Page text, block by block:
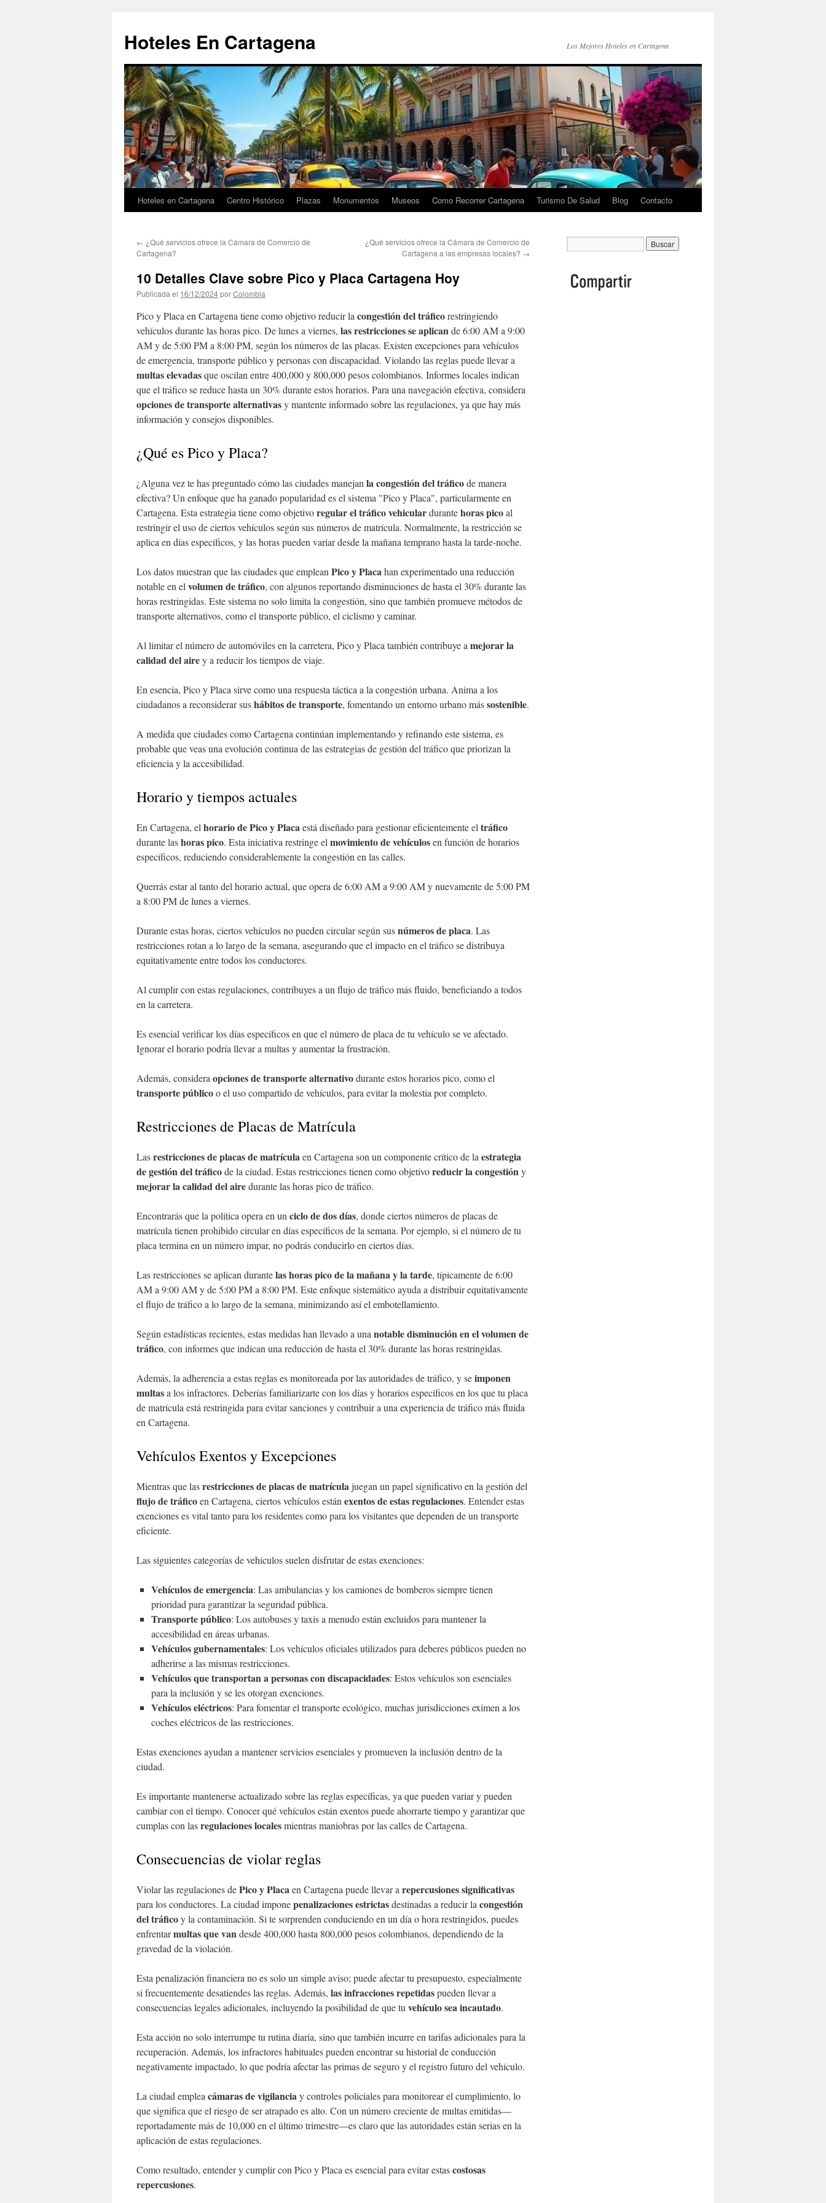
contenido
Hoteles En Cartagena Los Mejores Hoteles en Cartagena
Hoteles en Cartagena Centro Histórico Plazas Monumentos Museos Como Recorrer Cartagena Turismo De Salud Blog Contacto
← ¿Qué servicios ofrece la Cámara de Comercio de
Cartagena?
¿Qué servicios ofrece la Cámara de Comercio de
Cartagena a las empresas locales? →
10 Detalles Clave sobre Pico y Placa Cartagena Hoy
Publicada el 16/12/2024porColombia
Pico y Placa en Cartagena tiene como objetivo reducir la congestión del tráficorestringiendo
vehículos durante las horas pico. De lunes a viernes, las restricciones se aplicande 6:00 AM a 9:00
AM y de 5:00 PM a 8:00 PM, según los números de las placas. Existen excepciones para vehículos
de emergencia, transporte público y personas con discapacidad. Violando las reglas puede llevar a
multas elevadasque oscilan entre 400,000 y 800,000 pesos colombianos. Informes locales indican
que el tráfico se reduce hasta un 30% durante estos horarios. Para una navegación efectiva, considera
opciones de transporte alternativasy mantente informado sobre las regulaciones, ya que hay más
información y consejos disponibles.
¿Qué es Pico y Placa?
¿Alguna vez te has preguntado cómo las ciudades manejan la congestión del tráficode manera
efectiva? Un enfoque que ha ganado popularidad es el sistema "Pico y Placa", particularmente en
Cartagena. Esta estrategia tiene como objetivoregular el tráfico vehiculardurantehoras picoal
restringir el uso de ciertos vehículos según sus números de matrícula. Normalmente, la restricción se
aplica en días específicos, y las horas pueden variar desde la mañana temprano hasta la tarde-noche.
Los datos muestran que las ciudades que emplean Pico y Placahan experimentado una reducción
notable en el volumen de tráfico, con algunos reportando disminuciones de hasta el 30% durante las
horas restringidas. Este sistema no solo limita la congestión, sino que también promueve métodos de
transporte alternativos, como el transporte público, el ciclismo y caminar.
Al limitar el número de automóviles en la carretera, Pico y Placa también contribuye a mejorar la
calidad del airey a reducir los tiempos de viaje.
En esencia, Pico y Placa sirve como una respuesta táctica a la congestión urbana. Anima a los
ciudadanos a reconsiderar sushábitos de transporte, fomentando un entorno urbano mássostenible.
A medida que ciudades como Cartagena continúan implementando y refinando este sistema, es
probable que veas una evolución continua de las estrategias de gestión del tráfico que priorizan la
eficiencia y la accesibilidad.
Horario y tiempos actuales
En Cartagena, el horario de Pico y Placaestá diseñado para gestionar eficientemente el tráfico
durante lashoras pico. Esta iniciativa restringe el movimiento de vehículosen función de horarios
específicos, reduciendo considerablemente la congestión en las calles.
Querrás estar al tanto del horario actual, que opera de 6:00 AM a 9:00 AM y nuevamente de 5:00 PM
a 8:00 PM de lunes a viernes.
Durante estas horas, ciertos vehículos no pueden circular según susnúmeros de placa. Las
restricciones rotan a lo largo de la semana, asegurando que el impacto en el tráfico se distribuya
equitativamente entre todos los conductores.
Al cumplir con estas regulaciones, contribuyes a un flujo de tráfico más fluido, beneficiando a todos
en la carretera.
Es esencial verificar los días específicos en que el número de placa de tu vehículo se ve afectado.
Ignorar el horario podría llevar a multas y aumentar la frustración.
Además, considera opciones de transporte alternativodurante estos horarios pico, como el
transporte públicoo el uso compartido de vehículos, para evitar la molestia por completo.
Restricciones de Placas de Matrícula
Lasrestricciones de placas de matrículaen Cartagena son un componente crítico de la estrategia
de gestión del tráficode la ciudad. Estas restricciones tienen como objetivoreducir la congestióny
mejorar la calidad del airedurante las horas pico de tráfico.
Encontrarás que la política opera en un ciclo de dos días, donde ciertos números de placas de
matrícula tienen prohibido circular en días específicos de la semana. Por ejemplo, si el número de tu
placa termina en un número impar, no podrás conducirlo en ciertos días.
Las restricciones se aplican durantelas horas pico de la mañana y la tarde, típicamente de 6:00
AM a 9:00 AM y de 5:00 PM a 8:00 PM. Este enfoque sistemático ayuda a distribuir equitativamente
el flujo de tráfico a lo largo de la semana, minimizando así el embotellamiento.
Según estadísticas recientes, estas medidas han llevado a una notable disminución en el volumen de
tráfico, con informes que indican una reducción de hasta el 30% durante las horas restringidas.
Además, la adherencia a estas reglas es monitoreada por las autoridades de tráfico, y seimponen
multasa los infractores. Deberías familiarizarte con los días y horarios específicos en los que tu placa
de matrícula está restringida para evitar sanciones y contribuir a una experiencia de tráfico más fluida
en Cartagena.
Vehículos Exentos y Excepciones
Mientras que lasrestricciones de placas de matrículajuegan un papel significativo en la gestión del
flujo de tráficoen Cartagena, ciertos vehículos están exentos de estas regulaciones. Entender estas
exenciones es vital tanto para los residentes como para los visitantes que dependen de un transporte
eficiente.
Las siguientes categorías de vehículos suelen disfrutar de estas exenciones:
Vehículos de emergencia: Las ambulancias y los camiones de bomberos siempre tienen
prioridad para garantizar la seguridad pública.
Transporte público: Los autobuses y taxis a menudo están excluidos para mantener la
accesibilidad en áreas urbanas.
Vehículos gubernamentales: Los vehículos oficiales utilizados para deberes públicos pueden no
adherirse a las mismas restricciones.
Vehículos que transportan a personas con discapacidades: Estos vehículos son esenciales
para la inclusión y se les otorgan exenciones.
Vehículos eléctricos: Para fomentar el transporte ecológico, muchas jurisdicciones eximen a los
coches eléctricos de las restricciones.
Estas exenciones ayudan a mantener servicios esenciales y promueven la inclusión dentro de la
ciudad.
Es importante mantenerse actualizado sobre las reglas específicas, ya que pueden variar y pueden
cambiar con el tiempo. Conocer qué vehículos están exentos puede ahorrarte tiempo y garantizar que
cumplas con lasregulaciones localesmientras maniobras por las calles de Cartagena.
Consecuencias de violar reglas
Violar las regulaciones dePico y Placaen Cartagena puede llevar a repercusiones significativas
para los conductores. La ciudad imponepenalizaciones estrictasdestinadas a reducir la congestión
del tráficoy la contaminación. Si te sorprenden conduciendo en un día o hora restringidos, puedes
enfrentarmultas que vandesde 400,000 hasta 800,000 pesos colombianos, dependiendo de la
gravedad de la violación.
Esta penalización financiera no es solo un simple aviso; puede afectar tu presupuesto, especialmente
si frecuentemente desatiendes las reglas. Además, las infracciones repetidaspueden llevar a
consecuencias legales adicionales, incluyendo la posibilidad de que tu vehículo sea incautado.
Esta acción no solo interrumpe tu rutina diaria, sino que también incurre en tarifas adicionales para la
recuperación. Además, los infractores habituales pueden encontrar su historial de conducción
negativamente impactado, lo que podría afectar las primas de seguro y el registro futuro del vehículo.
La ciudad emplea cámaras de vigilanciay controles policiales para monitorear el cumplimiento, lo
que significa que el riesgo de ser atrapado es alto. Con un número creciente de multas emitidas—
reportadamente más de 10,000 en el último trimestre—es claro que las autoridades están serias en la
aplicación de estas regulaciones.
Como resultado, entender y cumplir con Pico y Placa es esencial para evitar estascostosas
repercusiones.